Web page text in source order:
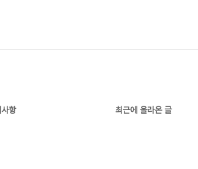
항 최근에 올라온 글